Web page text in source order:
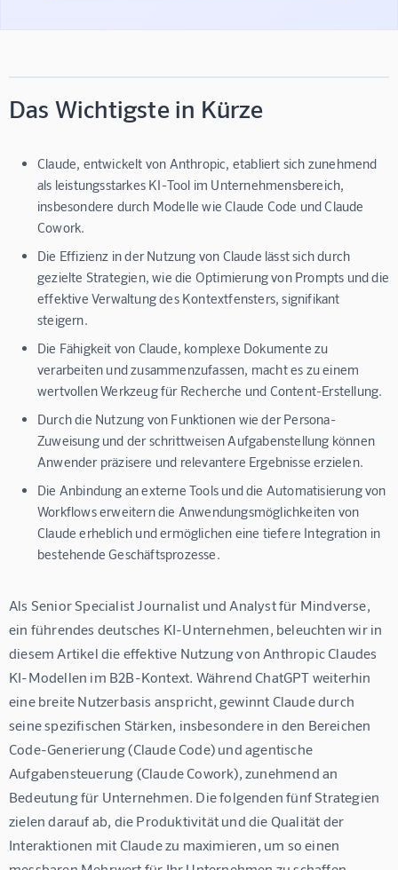
Das Wichtigste in Kürze
Claude, entwickelt von Anthropic, etabliert sich zunehmend
als leistungsstarkes KI-Tool im Unternehmensbereich,
insbesondere durch Modelle wie Claude Code und Claude
Cowork.
Die Effizienz in der Nutzung von Claude lässt sich durch
gezielte Strategien, wie die Optimierung von Prompts und die
effektive Verwaltung des Kontextfensters, signifikant
steigern.
Die Fähigkeit von Claude, komplexe Dokumente zu
verarbeiten und zusammenzufassen, macht es zu einem
wertvollen Werkzeug für Recherche und Content-Erstellung.
Durch die Nutzung von Funktionen wie der Persona-
Zuweisung und der schrittweisen Aufgabenstellung können
Anwender präzisere und relevantere Ergebnisse erzielen.
Die Anbindung an externe Tools und die Automatisierung von
Workflows erweitern die Anwendungsmöglichkeiten von
Claude erheblich und ermöglichen eine tiefere Integration in
bestehende Geschäftsprozesse.
Als Senior Specialist Journalist und Analyst für Mindverse,
ein führendes deutsches KI-Unternehmen, beleuchten wir in
diesem Artikel die effektive Nutzung von Anthropic Claudes
KI-Modellen im B2B-Kontext. Während ChatGPT weiterhin
eine breite Nutzerbasis anspricht, gewinnt Claude durch
seine spezifischen Stärken, insbesondere in den Bereichen
Code-Generierung (Claude Code) und agentische
Aufgabensteuerung (Claude Cowork), zunehmend an
Bedeutung für Unternehmen. Die folgenden fünf Strategien
zielen darauf ab, die Produktivität und die Qualität der
Interaktionen mit Claude zu maximieren, um so einen